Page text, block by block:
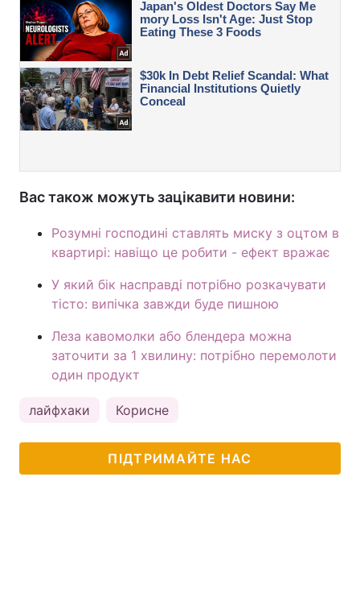
Вас також можуть зацікавити новини:
Розумні господині ставлять миску з оцтом в
квартирі: навіщо це робити - ефект вражає
У який бік насправді потрібно розкачувати
тісто: випічка завжди буде пишною
Леза кавомолки або блендера можна
заточити за 1 хвилину: потрібно перемолоти
один продукт
лайфхаки Корисне
ПІДТРИМАЙТЕ НАС